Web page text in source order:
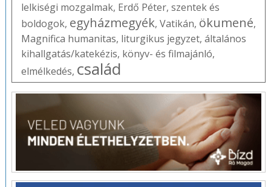
lelkiségi mozgalmak, Erdő Péter, szentek és
boldogok, egyházmegyék, Vatikán, ökumené,
Magnifica humanitas, liturgikus jegyzet, általános
kihallgatás/katekézis, könyv- és filmajánló,
elmélkedés, család